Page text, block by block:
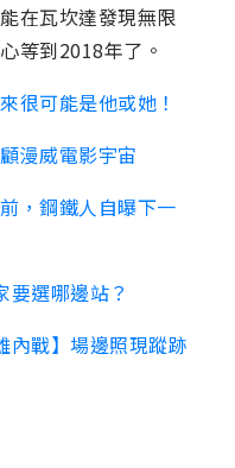
在瓦坎達發現無限
等到2018年了。
很可能是他或她！
漫威電影宇宙
，鋼鐵人自曝下一
要選哪邊站？
內戰】場邊照現蹤跡